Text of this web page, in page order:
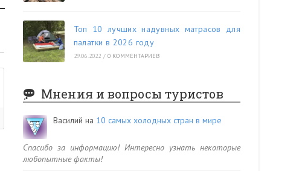
Топ 10 лучших надувных матрасов для
палатки в 2026 году
29.06.2022 / 0 КОММЕНТАРИЕВ
Мнения и вопросы туристов
Василий на 10 самых холодных стран в мире
Спасибо за информацию! Интересно узнать некоторые
любопытные факты!